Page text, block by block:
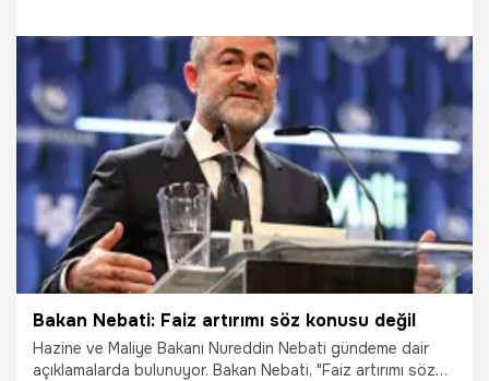
10.05.2023 Ekonomi
Bakan Nebati: Faiz artırımı söz konusu değil
Hazine ve Maliye Bakanı Nureddin Nebati gündeme dair
açıklamalarda bulunuyor. Bakan Nebati, "Faiz artırımı söz